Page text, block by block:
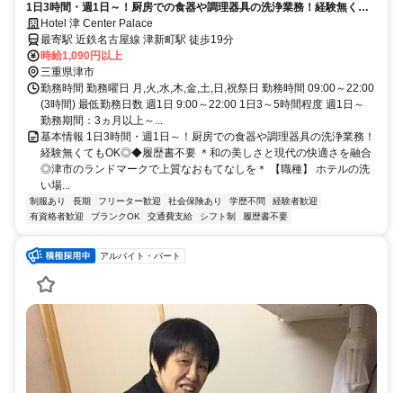
1日3時間・週1日～！厨房での食器や調理器具の洗浄業務！経験無くて
もOK◎◆履歴書不要
Hotel 津 Center Palace
最寄駅 近鉄名古屋線 津新町駅 徒歩19分
時給1,090円以上
三重県津市
勤務時間 勤務曜日 月,火,水,木,金,土,日,祝祭日 勤務時間 09:00～22:00
(3時間) 最低勤務日数 週1日 9:00～22:00 1日3～5時間程度 週1日～
勤務期間：3ヵ月以上～...
基本情報 1日3時間・週1日～！厨房での食器や調理器具の洗浄業務！
経験無くてもOK◎◆履歴書不要 ＊和の美しさと現代の快適さを融合
◎津市のランドマークで上質なおもてなしを＊ 【職種】 ホテルの洗
い場...
制服あり 長期 フリーター歓迎 社会保険あり 学歴不問
経験者歓迎
有資格者歓迎
ブランクOK 交通費支給 シフト制 履歴書不要
アルバイト・パート